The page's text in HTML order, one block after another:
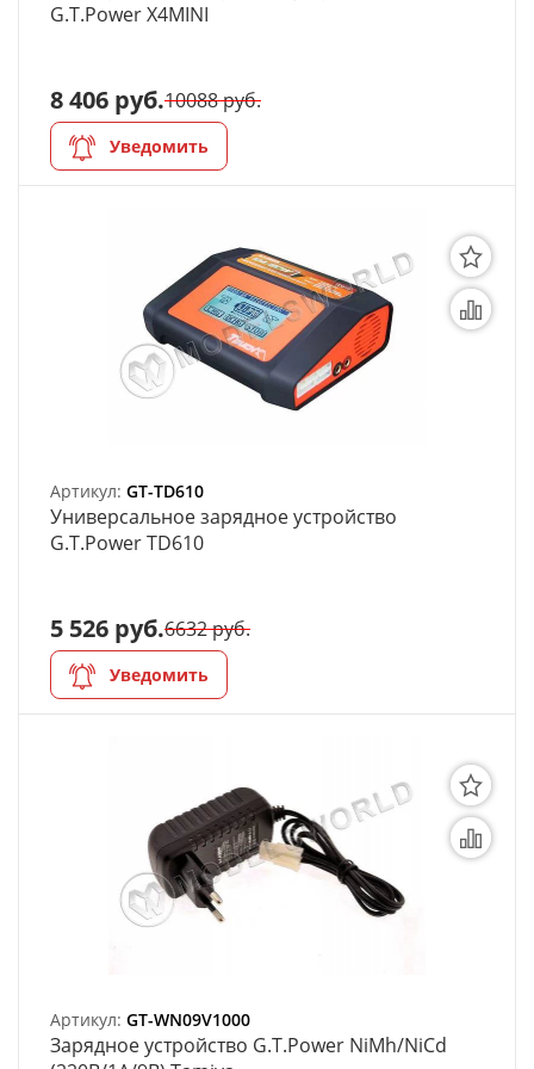
G.T.Power X4MINI
8 406 руб.10088 руб.
Уведомить
Артикул: GT-TD610
Универсальное зарядное устройство
G.T.Power TD610
5 526 руб.6632 руб.
Уведомить
Артикул: GT-WN09V1000
Зарядное устройство G.T.Power NiMh/NiCd